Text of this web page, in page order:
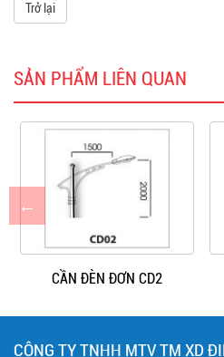
Trở lại
SẢN PHẨM LIÊN QUAN
CẦN ĐÈN ĐƠN CD2
CÔNG TY TNHH MTV TM XD